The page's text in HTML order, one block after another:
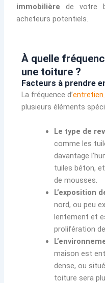
immobilière de votre
acheteurs potentiels.
À quelle
une toiture ?
Facteurs à prendre
La fréquence d’entretien
plusieurs éléments
Le type de
comme les
davantage
tuiles béton,
de mousses.
L’exposition
nord, ou peu
lentement et
prolifération
maison est
dense, ou
toiture sera